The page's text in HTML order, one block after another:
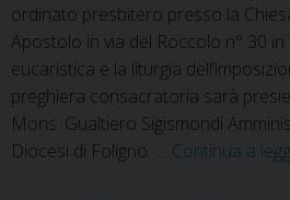
ordinato presbitero presso la
Apostolo in via del Roccolo n° 30
eucaristica e la liturgia
preghiera consacratoria sarà
Mons. Gualtiero Sigismondi
Diocesi di Foligno. … Continua a